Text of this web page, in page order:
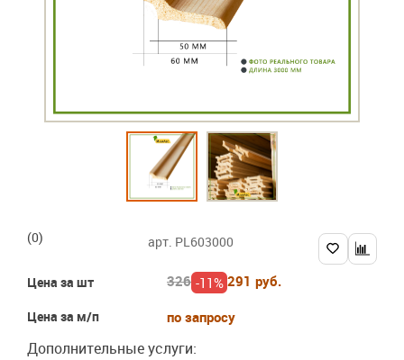
(0) арт. PL603000
Цена за шт 326 -11% 291 руб.
Цена за м/п по запросу
Дополнительные услуги: